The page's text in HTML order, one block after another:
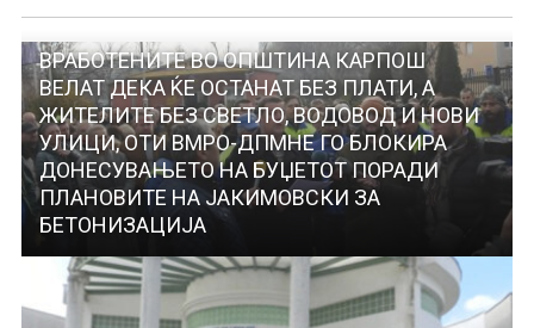
ВРАБОТЕНИТЕ ВО ОПШТИНА КАРПОШ
ВЕЛАТ ДЕКА ЌЕ ОСТАНАТ БЕЗ ПЛАТИ, А
ЖИТЕЛИТЕ БЕЗ СВЕТЛО, ВОДОВОД И НОВИ
УЛИЦИ, ОТИ ВМРО-ДПМНЕ ГО БЛОКИРА
ДОНЕСУВАЊЕТО НА БУЏЕТОТ ПОРАДИ
ПЛАНОВИТЕ НА ЈАКИМОВСКИ ЗА
БЕТОНИЗАЦИЈА